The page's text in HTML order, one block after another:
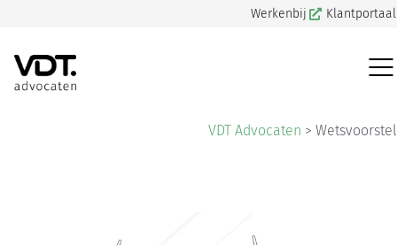
Werkenbij Klantportaal
VDT Advocaten > Wetsvoorstel